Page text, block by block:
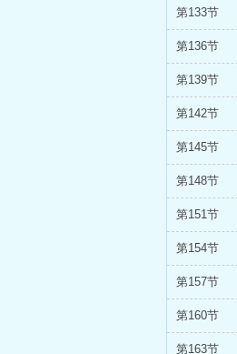
第133节
第136节
第139节
第142节
第145节
第148节
第151节
第154节
第157节
第160节
第163节